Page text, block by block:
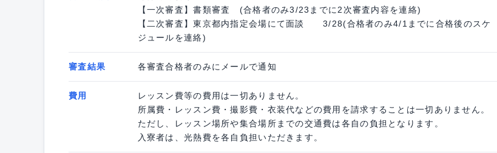
【一次審査】書類審査 (合格者のみ3/23までに2次審査内容を連絡)
【二次審査】東京都内指定会場にて面談 3/28(合格者のみ4/1までに合格後のスケ
ジュールを連絡)
審査結果 各審査合格者のみにメールで通知
費用
レッスン費等の費用は一切ありません。
所属費・レッスン費・撮影費・衣装代などの費用を請求することは一切ありません。
ただし、レッスン場所や集合場所までの交通費は各自の負担となります。
入寮者は、光熱費を各自負担いただきます。